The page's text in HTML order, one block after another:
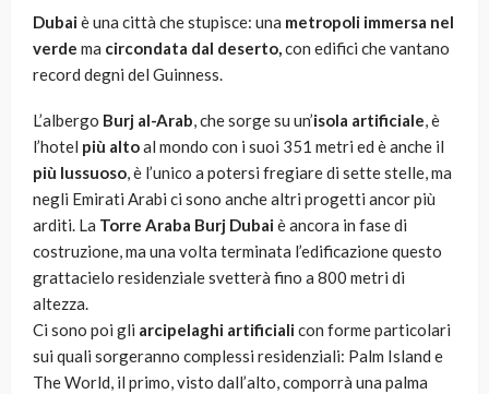
Dubaiè una città che stupisce: una metropoli immersa nel
verde ma circondata dal deserto,con edifici che vantano
record degni del Guinness.
L’albergo Burj al-Arab, che sorge su un’isola artificiale, è
l’hotel più altoal mondo con i suoi 351 metri ed è anche il
più lussuoso, è l’unico a potersi fregiare di sette stelle, ma
negli Emirati Arabi ci sono anche altri progetti ancor più
arditi. La Torre Araba Burj Dubaiè ancora in fase di
costruzione, ma una volta terminata l’edificazione questo
grattacielo residenziale svetterà fino a 800 metri di
altezza.
Ci sono poi gli arcipelaghi artificialicon forme particolari
sui quali sorgeranno complessi residenziali: Palm Island e
The World, il primo, visto dall’alto, comporrà una palma